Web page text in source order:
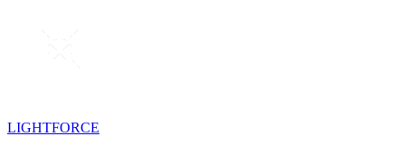
LIGHTFORCE